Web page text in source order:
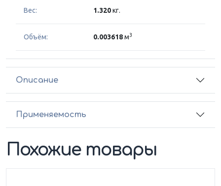
Вес: 1.320кг.
Объём: 0.003618м3
Описание
Применяемость
Похожие товары